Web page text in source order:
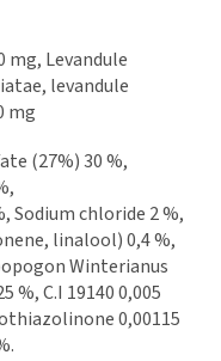
mg, Levandule
levandule
mg
(27%) 30 %,
Sodium chloride 2 %,
linalool) 0,4 %,
Winterianus
%, C.I 19140 0,005
0,00115